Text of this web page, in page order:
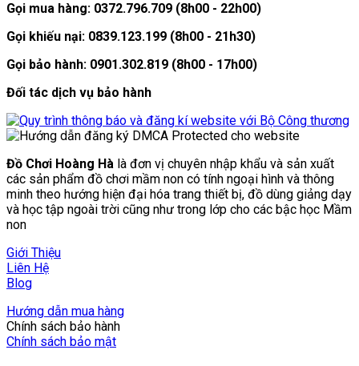
Gọi mua hàng: 0372.796.709 (8h00 - 22h00)
Gọi khiếu nại: 0839.123.199 (8h00 - 21h30)
Gọi bảo hành: 0901.302.819 (8h00 - 17h00)
Đối tác dịch vụ bảo hành
Đồ Chơi Hoàng Hà là đơn vị chuyên nhập khẩu và sản xuất
các sản phẩm đồ chơi mầm non có tính ngoại hình và thông
minh theo hướng hiện đại hóa trang thiết bị, đồ dùng giảng dạy
và học tập ngoài trời cũng như trong lớp cho các bậc học Mầm
non
Giới Thiệu
Liên Hệ
Blog
Hướng dẫn mua hàng
Chính sách bảo hành
Chính sách bảo mật